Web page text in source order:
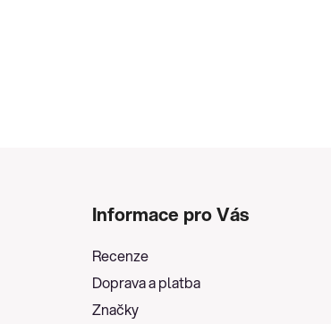
Informace pro Vás
Recenze
Doprava a platba
Značky